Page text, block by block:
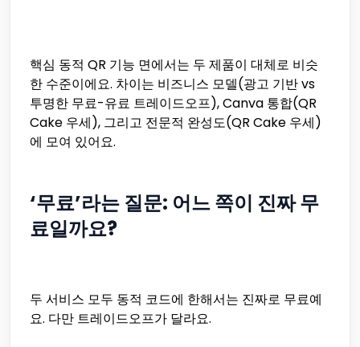
핵심 동적 QR 기능 면에서는 두 제품이 대체로 비슷
한 수준이에요. 차이는 비즈니스 모델(광고 기반 vs
투명한 무료-유료 트레이드오프), Canva 통합(QR
Cake 우세), 그리고 전문적 완성도(QR Cake 우세)
에 모여 있어요.
‘무료’라는 질문: 어느 쪽이 진짜 무
료일까요?
두 서비스 모두 동적 코드에 한해서는 진짜로 무료예
요. 다만 트레이드오프가 달라요.